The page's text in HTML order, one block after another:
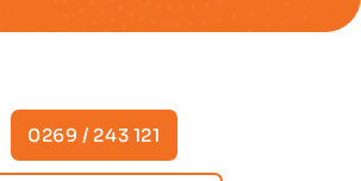
0269 / 243 121